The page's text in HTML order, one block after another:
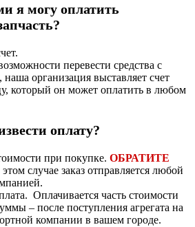
я могу оплатить
перевести средства с
наша организация выставляет счет
который он может оплатить в любом
оплату?
при покупке. ОБРАТИТЕ
случае заказ отправляется любой
Оплачивается часть стоимости
– после поступления агрегата на
компании в вашем городе.